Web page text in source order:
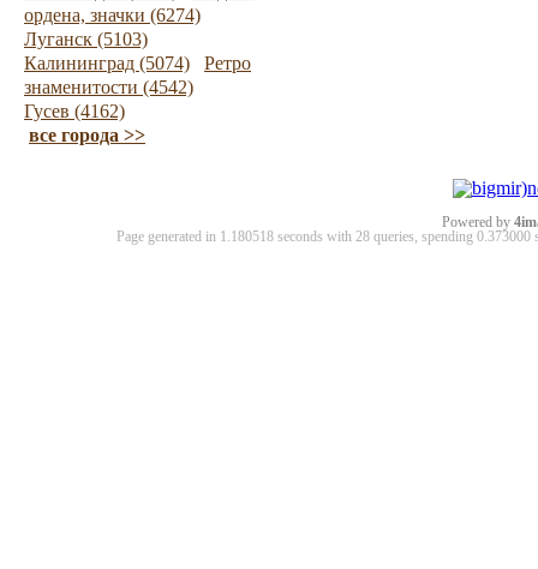
ордена, значки (6274)
Луганск (5103)
Калининград (5074)
Ретро
знаменитости (4542)
Гусев (4162)
все города >>
Powered by
Page generated in 1.180518 seconds with 28 queries, spending